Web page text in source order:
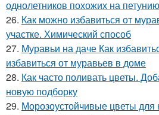
однолетников похожих на петунию
26. Как можно избавиться от
участке. Химический способ
27. Муравьи на даче Как
избавиться от муравьев в доме
28. Как часто поливать цветы.
новую подборку
29. Морозоустойчивые цветы